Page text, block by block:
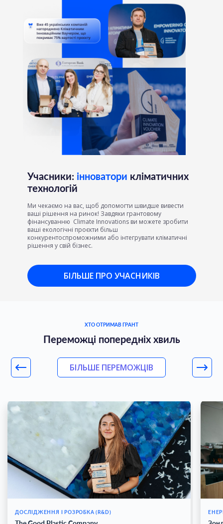
Учасники: інноватори кліматичних
технологій
Ми чекаємо на вас, щоб допомогти швидше вивести
ваші рішення на ринок! Завдяки грантовому
фінансуванню Climate Innovations ви можете зробити
ваші екологічні проєкти більш
конкурентоспроможними або інтегрувати кліматичні
рішення у свій бізнес.
БІЛЬШЕ ПРО УЧАСНИКІВ
ХТО ОТРИМАВ ГРАНТ
Переможці попередніх хвиль
БІЛЬШЕ ПЕРЕМОЖЦІВ
ДОСЛІДЖЕННЯ І РОЗРОБКА (R&D)